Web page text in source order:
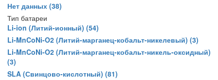
Нет данных (38)
Тип батареи
Li-ion (Литий-ионный) (54)
Li-MnCoNi-O2 (Литий-марганец-кобальт-никелевый) (3)
Li-MnCoNi-O2 (Литий-марганец-кобальт-никель-оксидный)
(3)
SLA (Свинцово-кислотный) (81)